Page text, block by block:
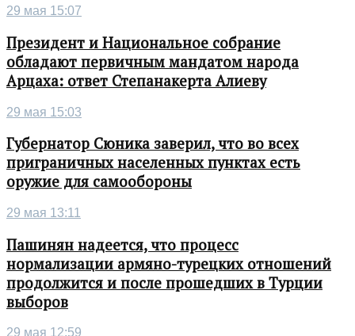
29 мая 15:07
Президент и Национальное собрание
обладают первичным мандатом народа
Арцаха: ответ Степанакерта Алиеву
29 мая 15:03
Губернатор Сюника заверил, что во всех
приграничных населенных пунктах есть
оружие для самообороны
29 мая 13:11
Пашинян надеется, что процесс
нормализации армяно-турецких отношений
продолжится и после прошедших в Турции
выборов
29 мая 12:59